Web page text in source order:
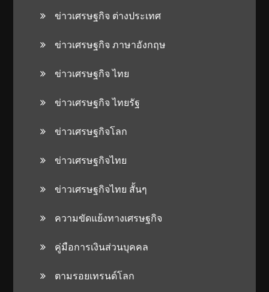
ข่าวเศรษฐกิจ ต่างประเทศ
ข่าวเศรษฐกิจ ภาษาอังกฤษ
ข่าวเศรษฐกิจ ไทย
ข่าวเศรษฐกิจ ไทยรัฐ
ข่าวเศรษฐกิจโลก
ข่าวเศรษฐกิจไทย
ข่าวเศรษฐกิจไทย สั้นๆ
ความขัดแย้งทางเศรษฐกิจ
คู่มือการเงินส่วนบุคคล
ตามรอยเทรนด์โลก